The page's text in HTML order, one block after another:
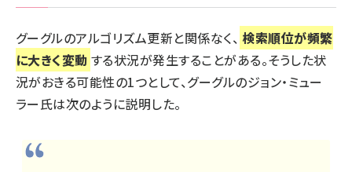
グーグルのアルゴリズム更新と関係なく、 検索順位が頻繁
に大きく変動 する状況が発生することがある。そうした状
況がおきる可能性の1つとして、グーグルのジョン・ミュー
ラー氏は次のように説明した。